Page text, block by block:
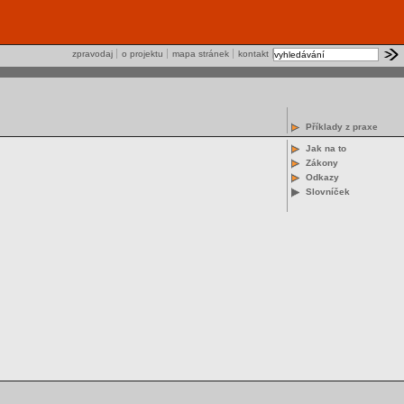
kontakt
mapa stránek
o projektu
zpravodaj
Příklady z praxe
Jak na to
Zákony
Odkazy
Slovníček